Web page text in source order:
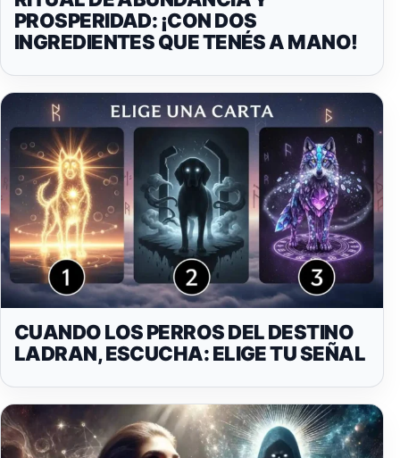
PROSPERIDAD: ¡CON DOS
INGREDIENTES QUE TENÉS A MANO!
CUANDO LOS PERROS DEL DESTINO
LADRAN, ESCUCHA: ELIGE TU SEÑAL